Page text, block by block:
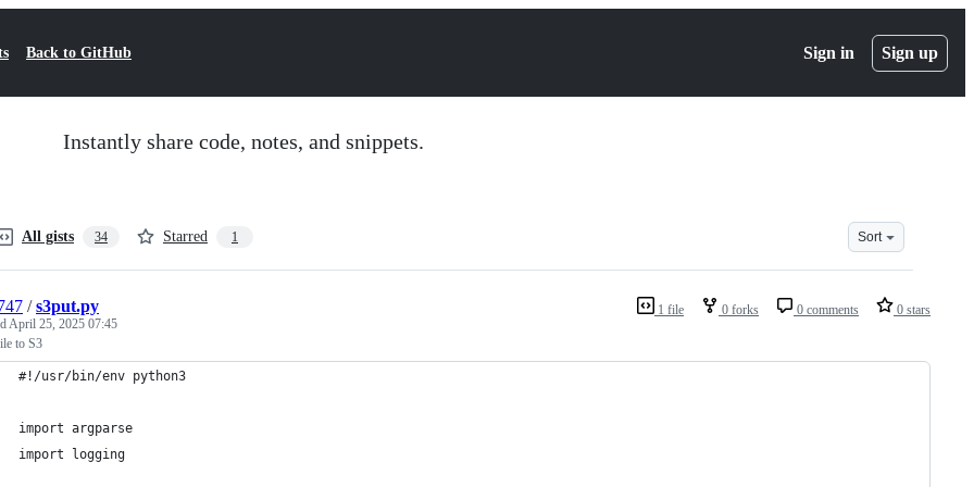
Back to GitHub Sign in Sign up
Instantly share code, notes, and snippets.
All gists 34 Starred 1 Sort
1 file 0 forks 0 comments 0 stars
/s3put.py
April 25, 2025 07:45
to S3
#!/usr/bin/env python3
import argparse
import logging